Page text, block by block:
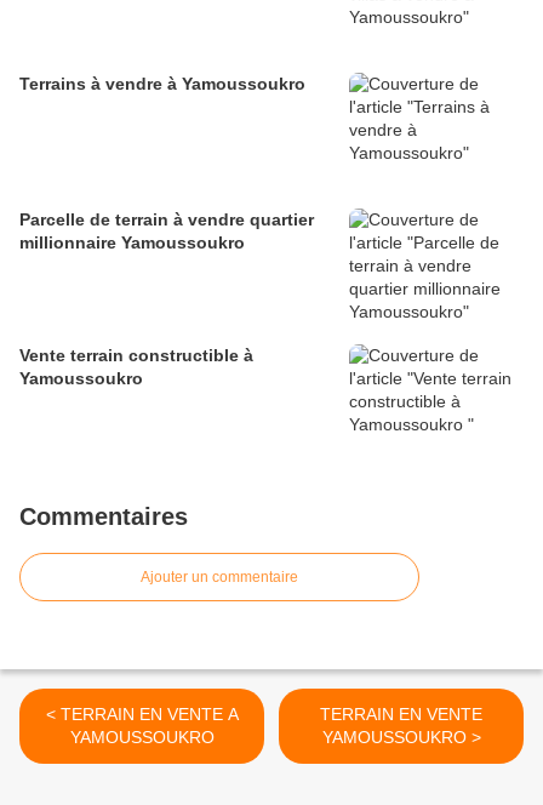
Terrains à vendre à Yamoussoukro
Parcelle de terrain à vendre quartier
millionnaire Yamoussoukro
Vente terrain constructible à
Yamoussoukro
Commentaires
Ajouter un commentaire
< TERRAIN EN VENTE A
YAMOUSSOUKRO
TERRAIN EN VENTE
YAMOUSSOUKRO >